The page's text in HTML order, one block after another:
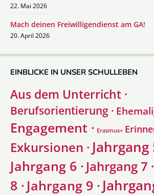
22. Mai 2026
Mach deinen Freiwilligendienst am GA!
20. April 2026
EINBLICKE IN UNSER SCHULLEBEN
Aus dem Unterricht ·
Berufsorientierung ·
Engagement · Erasmus+
Exkursionen · Jahrgang
Jahrgang 6 · Jahrgang 7 ·
8 · Jahrgang 9 ·